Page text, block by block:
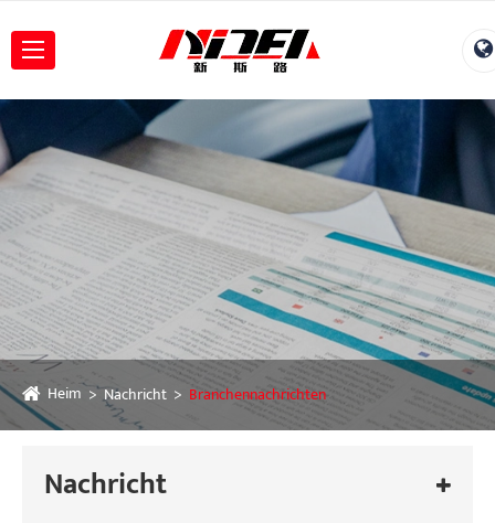
Heim Nachricht Branchennachrichten
Nachricht